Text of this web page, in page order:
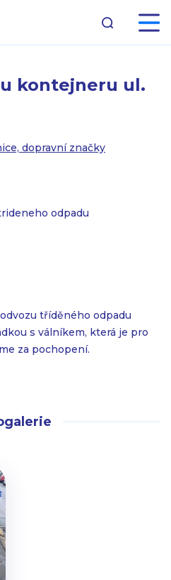
kontejneru ul.
dopravní značky
odpadu
tříděného odpadu
s válníkem, která je pro
za pochopení.